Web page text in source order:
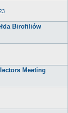
Birofiliów
Meeting